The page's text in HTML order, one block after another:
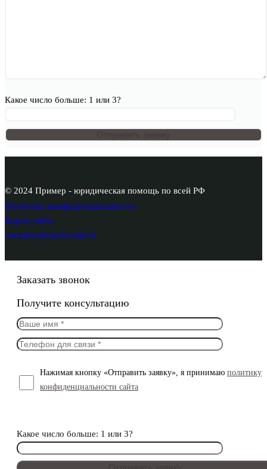
Какое число больше: 1 или 3?
© 2024 Пример - юридическая помощь по всей РФ
Политика конфиденциальности
Карта сайта
voenprav@jurist-mail.ru
Заказать звонок
Получите консультацию
Нажимая кнопку «Отправить заявку», я принимаю политику
конфиденциальности сайта
Какое число больше: 1 или 3?